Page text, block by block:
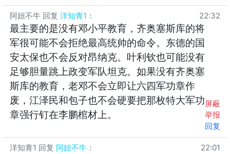
阿妞不牛 回复 洋知青1 ： 22:32
最主要的是没有邓小平教育，齐奥塞斯库的将
军很可能不会拒绝最高统帅的命令。东德的国
安太保也不会反对昂纳克。叶利钦也可能没有
足够胆量跳上政变军队坦克。如果没有齐奥塞
斯库的教育，老邓不会立即让六四军功章作
废，江泽民和包子也不会硬要把那枚特大军功
章强行钉在李鹏棺材上。
屏蔽
举报
回复
洋知青1 回复 阿妞不牛 ： 22:01